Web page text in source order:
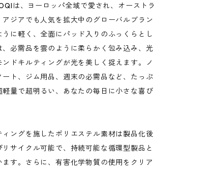
は、ヨーロッパ全域で愛され、オーストラ
アジアでも人気を拡大中のグローバルブラン
うに軽く、全面にパッド入りのふっくらとし
、必需品を雲のように柔らかく包み込み、光
ドキルティングが光を美しく捉えます。ノ
ート、ジム用品、週末の必需品など、たっぷ
軽量で超明るい、あなたの毎日に小さな喜び
ィングを施したポリエステル素材は製品化後
リサイクル可能で、持続可能な循環型製品と
ます。さらに、有害化学物質の使用をクリア